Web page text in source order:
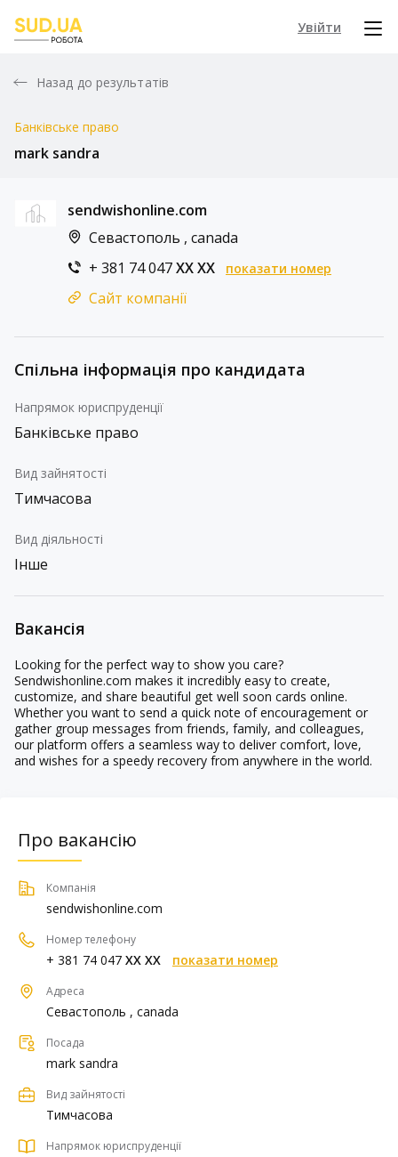
Увійти
Назад до результатів
Банківське право
mark sandra
sendwishonline.com
Севастополь , canada
+ 381 74 047XX XX показати номер
Сайт компанії
Спільна інформація про кандидата
Напрямок юриспруденції
Банківське право
Вид зайнятості
Тимчасова
Вид діяльності
Інше
Вакансія
Looking for the perfect way to show you care?
Sendwishonline.com makes it incredibly easy to create,
customize, and share beautiful get well soon cards online.
Whether you want to send a quick note of encouragement or
gather group messages from friends, family, and colleagues,
our platform offers a seamless way to deliver comfort, love,
and wishes for a speedy recovery from anywhere in the world.
Про вакансію
Компанія
sendwishonline.com
Номер телефону
+ 381 74 047 XX XX показати номер
Адреса
Севастополь , canada
Посада
mark sandra
Вид зайнятості
Тимчасова
Напрямок юриспруденції